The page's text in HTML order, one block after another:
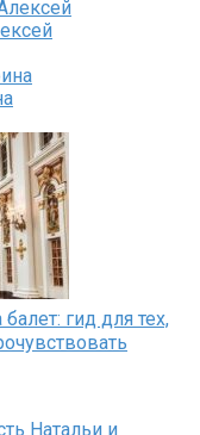
гид для тех,
Натальи и